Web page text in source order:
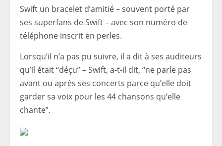
Swift un bracelet d’amitié – souvent porté par
ses superfans de Swift – avec son numéro de
téléphone inscrit en perles.
Lorsqu’il n’a pas pu suivre, il a dit à ses auditeurs
qu’il était “déçu” – Swift, a-t-il dit, “ne parle pas
avant ou après ses concerts parce qu’elle doit
garder sa voix pour les 44 chansons qu’elle
chante”.